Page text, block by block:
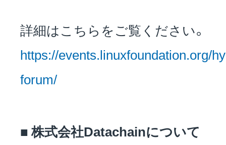
詳細はこちらをご覧ください。
https://events.linuxfoundation.org/
forum/
■ 株式会社Datachainについて